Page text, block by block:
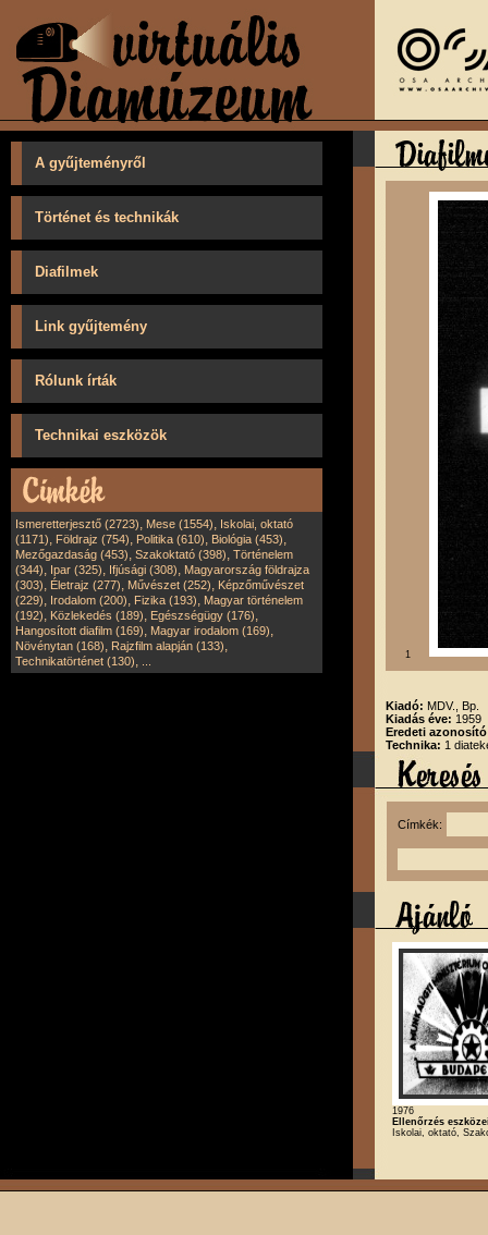
A gyűjteményről
Történet és technikák
Diafilmek
Link gyűjtemény
Rólunk írták
Technikai eszközök
Ismeretterjesztő (2723), Mese (1554), Iskolai, oktató
(1171), Földrajz (754), Politika (610), Biológia (453),
Mezőgazdaság (453), Szakoktató (398), Történelem
(344), Ipar (325), Ifjúsági (308), Magyarország földrajza
(303), Életrajz (277), Művészet (252), Képzőművészet
(229), Irodalom (200), Fizika (193), Magyar történelem
(192), Közlekedés (189), Egészségügy (176),
Hangosított diafilm (169), Magyar irodalom (169),
Növénytan (168), Rajzfilm alapján (133),
Technikatörténet (130), 1
Kiadó: MDV., Bp.
Kiadás éve: 1959
Eredeti
Technika: 1
Címkék:
1976
Ellenőrzés
Iskolai, oktató,